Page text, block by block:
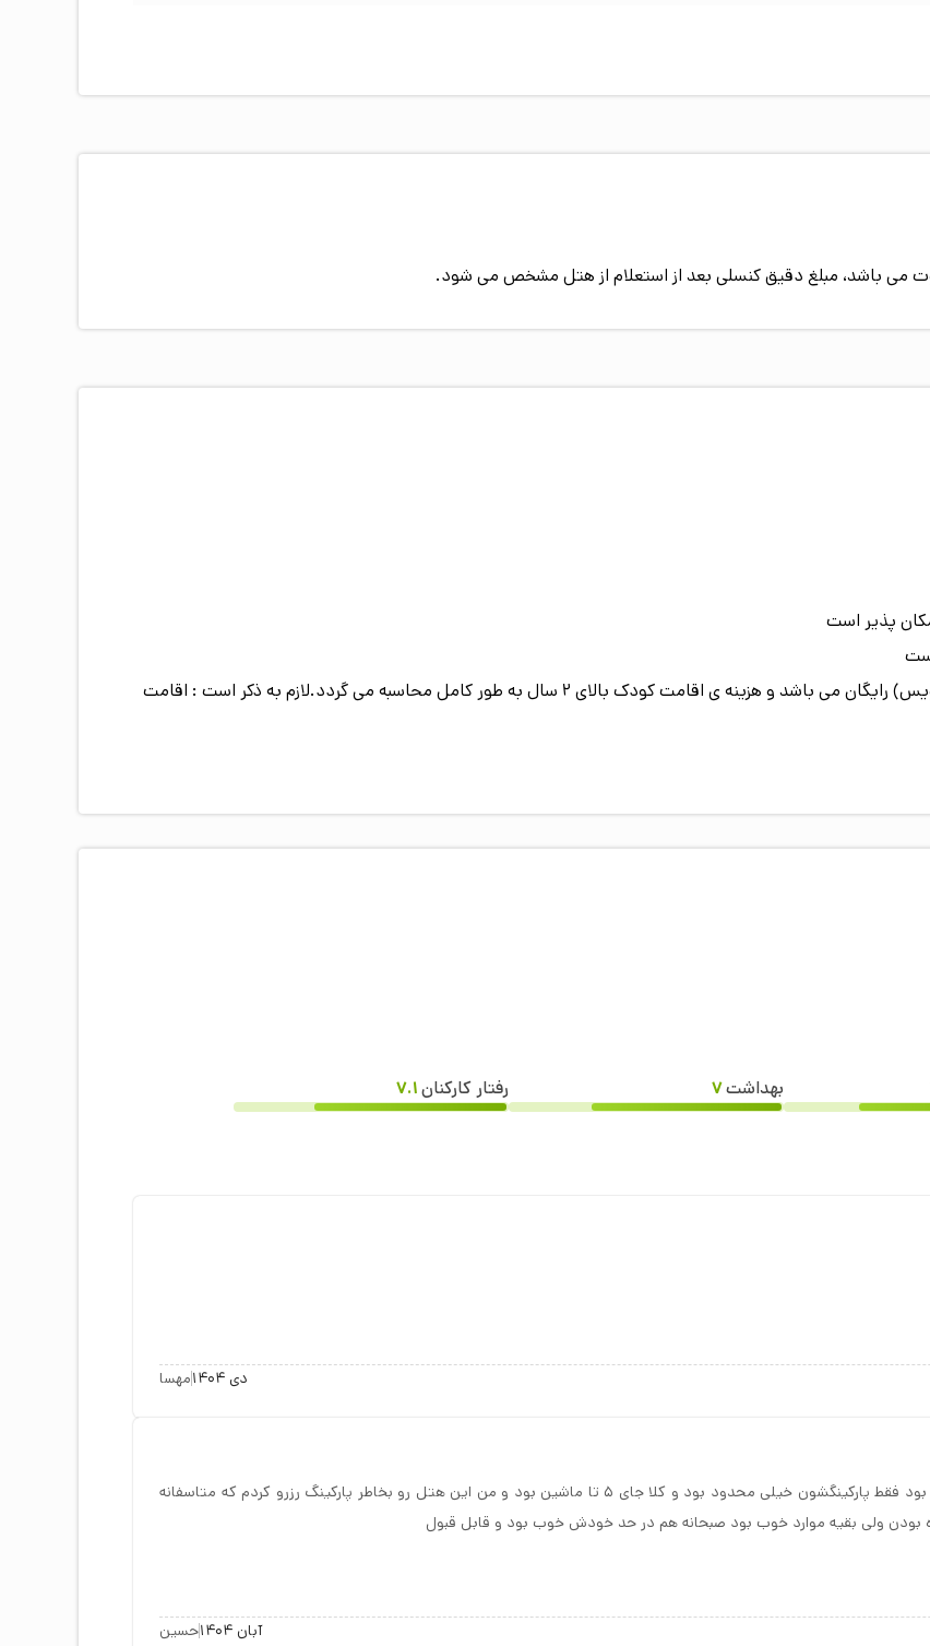
می باشد، مبلغ دقیق کنسلی بعد از استعلام از هتل مشخص می شود.
پذیر است
سن اقامت کودک زیر 2 سال (درصورت عدم استفاده از سرویس) رایگان می باشد و هزینه ی اقامت کودک بالای 2 سال به طور کامل محاسبه می گردد.لازم به ذکر است : اقامت
بهداشت7 رفتار کارکنان7.1
دی 1404 مهسا
پرسنل بسیار بااخلاق و خوشرو بودن در کل هتل قابل قبولی بود فقط پارکینگشون خیلی محدود بود و کلا جای 5 تا ماشین بود و من این هتل رو بخاطر پارکینگ رزرو کردم که متاسفانه
ولی بقیه موارد خوب بود صبحانه هم در حد خودش خوب بود و قابل قبول
آبان 1404 حسین